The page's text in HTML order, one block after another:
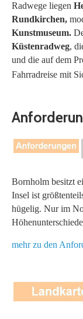
Radwege liegen
Rundkirchen,
Kunstmuseum.
Küstenradweg,
und die auf dem
Fahrradreise mit
Bornholm besitzt
Insel ist
hügelig. Nur im
mehr zu den